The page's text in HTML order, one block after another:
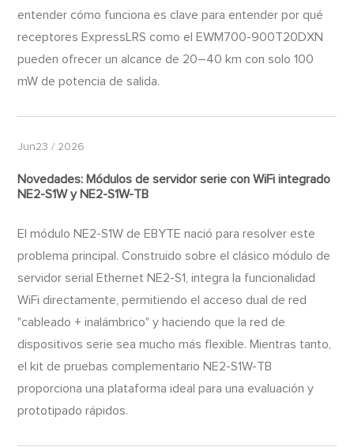
entender cómo funciona es clave para entender por qué
receptores ExpressLRS como el EWM700-900T20DXN
pueden ofrecer un alcance de 20–40 km con solo 100
mW de potencia de salida.
Jun23 / 2026
Novedades: Módulos de servidor serie con WiFi integrado
NE2-S1W y NE2-S1W-TB
El módulo NE2-S1W de EBYTE nació para resolver este
problema principal. Construido sobre el clásico módulo de
servidor serial Ethernet NE2-S1, integra la funcionalidad
WiFi directamente, permitiendo el acceso dual de red
"cableado + inalámbrico" y haciendo que la red de
dispositivos serie sea mucho más flexible. Mientras tanto,
el kit de pruebas complementario NE2-S1W-TB
proporciona una plataforma ideal para una evaluación y
prototipado rápidos.